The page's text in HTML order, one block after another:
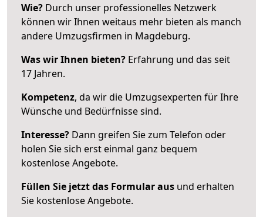
Wie? Durch unser professionelles Netzwerk
können wir Ihnen weitaus mehr bieten als manch
andere Umzugsfirmen in Magdeburg.
Was wir Ihnen bieten? Erfahrung und das seit
17 Jahren.
Kompetenz, da wir die Umzugsexperten für Ihre
Wünsche und Bedürfnisse sind.
Interesse? Dann greifen Sie zum Telefon oder
holen Sie sich erst einmal ganz bequem
kostenlose Angebote.
Füllen Sie jetzt das Formular aus und erhalten
Sie kostenlose Angebote.